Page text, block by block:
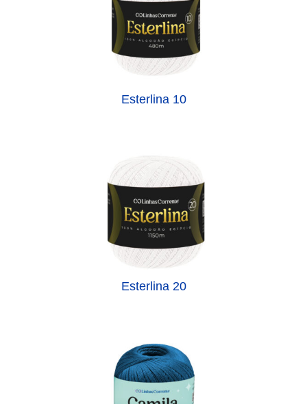
Esterlina 10
Esterlina 20